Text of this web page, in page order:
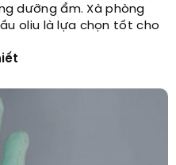
dưỡng ẩm. Xà phòng
oliu là lựa chọn tốt cho